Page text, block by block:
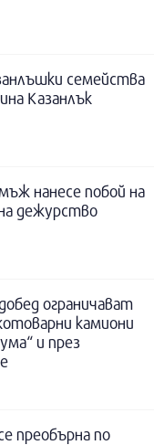
семейства
Казанлък
нанесе побой на
дежурство
ограничават
камиони
и през
преобърна по